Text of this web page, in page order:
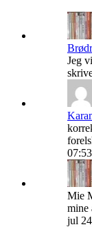
Jeg
07:53
Mie
mine
jul